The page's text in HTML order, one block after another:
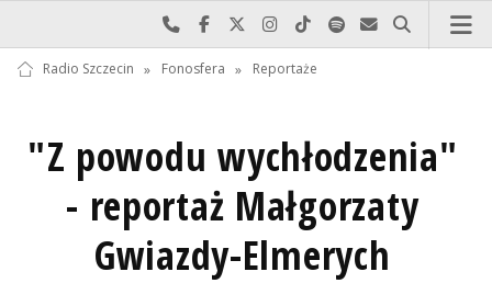
Najlepiej po prostu do nas zadzwoń
Odwiedź nas na Facebook-u
Odwiedź nas na X
Odwiedź nas na Instagram-ie
Odwiedź nas na TikTok-u
Szukaj nas na Spotify
Wyślij do nas
Szukaj
Radio Szczecin » Fonosfera » Reportaże
"Z powodu wychłodzenia"
- reportaż Małgorzaty
Gwiazdy-Elmerych